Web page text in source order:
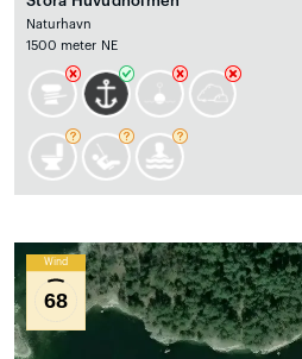
Naturhavn
1500 meter NE
Wind
68